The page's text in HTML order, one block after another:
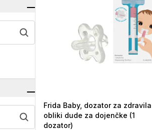
Frida Baby, dozator za
obliki dude za dojenčke (1
dozator)